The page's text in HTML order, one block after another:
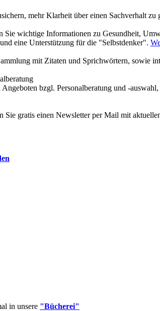
mehr Klarheit über einen Sachverhalt
Sie wichtige Informationen zu Gesundheit,
eine Unterstützung für die "Selbstdenker".
mit Zitaten und Sprichwörtern, sowie
bzgl. Personalberatung und -
Sie gratis einen Newsletter per Mail mit
in unsere "Bücherei"